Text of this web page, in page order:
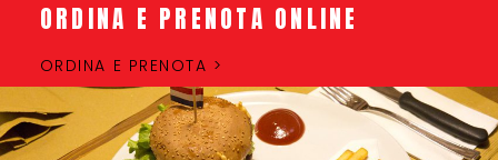
ORDINA E PRENOTA ONLINE
ORDINA E PRENOTA >